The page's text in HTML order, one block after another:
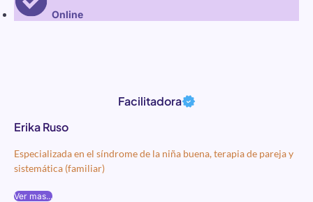
Online
Facilitadora
Erika Ruso
Especializada en el síndrome de la niña buena, terapia de pareja y
sistemática (familiar)
Ver mas...